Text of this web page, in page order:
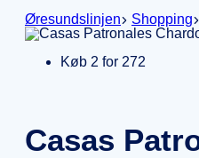
Øresundslinjen
Shopping
Køb 2 for 272
Casas